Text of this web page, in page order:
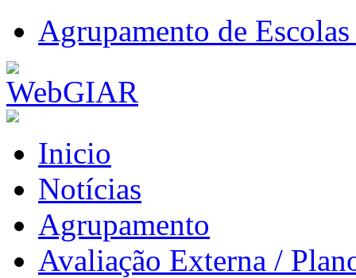
Agrupamento de
Inicio
Notícias
Agrupamento
Avaliação Externa /